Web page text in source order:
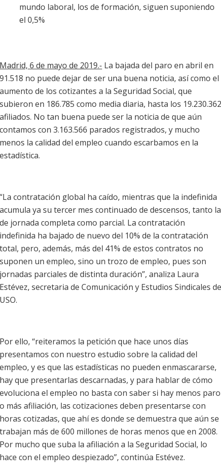
mundo laboral, los de formación, siguen suponiendo
el 0,5%
Madrid, 6 de mayo de 2019.- La bajada del paro en abril en
91.518 no puede dejar de ser una buena noticia, así como el
aumento de los cotizantes a la Seguridad Social, que
subieron en 186.785 como media diaria, hasta los 19.230.362
afiliados. No tan buena puede ser la noticia de que aún
contamos con 3.163.566 parados registrados, y mucho
menos la calidad del empleo cuando escarbamos en la
estadística.
“La contratación global ha caído, mientras que la indefinida
acumula ya su tercer mes continuado de descensos, tanto la
de jornada completa como parcial. La contratación
indefinida ha bajado de nuevo del 10% de la contratación
total, pero, además, más del 41% de estos contratos no
suponen un empleo, sino un trozo de empleo, pues son
jornadas parciales de distinta duración”, analiza Laura
Estévez, secretaria de Comunicación y Estudios Sindicales de
USO.
Por ello, “reiteramos la petición que hace unos días
presentamos con nuestro estudio sobre la calidad del
empleo, y es que las estadísticas no pueden enmascararse,
hay que presentarlas descarnadas, y para hablar de cómo
evoluciona el empleo no basta con saber si hay menos paro
o más afiliación, las cotizaciones deben presentarse con
horas cotizadas, que ahí es donde se demuestra que aún se
trabajan más de 600 millones de horas menos que en 2008.
Por mucho que suba la afiliación a la Seguridad Social, lo
hace con el empleo despiezado”, continúa Estévez.